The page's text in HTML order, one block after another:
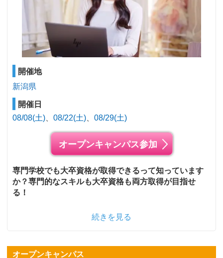
開催地
新潟県
開催日
08/08(土)
08/22(土) 08/29(土)
オープンキャンパス参加
専門学校でも大卒資格が取得できるって知っています
か？専門的なスキルも大卒資格も両方取得が目指せ
る！
続きを見る
オープンキャンパス